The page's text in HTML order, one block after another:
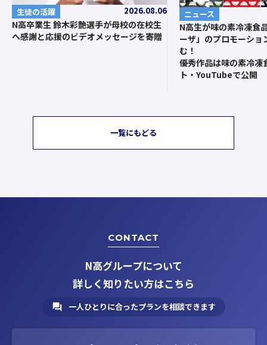
生徒の活躍 2026.08.06
N高卒業生 鈴木彩艶選手が母校の在校生
へ感謝と応援のビデオメッセージを寄贈
ニュース
N高生が味の素冷凍食
ーザ」のプロモーショ
む！
優秀作品は味の素冷凍
ト・YouTubeで公開
一覧にもどる
CONTACT
N高グループについて
詳しく知りたい方はこちら
一人ひとりに合ったプランを相談できます